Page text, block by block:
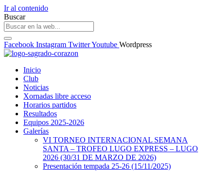
Ir al contenido
Buscar
Facebook Instagram TwitterYoutube Wordpress
Inicio
Club
Noticias
Xornadas libre acceso
Horarios partidos
Resultados
Equipos 2025-2026
Galerías
VI TORNEO INTERNACIONAL SEMANA
SANTA – TROFEO LUGO EXPRESS – LUGO
2026 (30/31 DE MARZO DE 2026)
Presentación tempada 25-26 (15/11/2025)